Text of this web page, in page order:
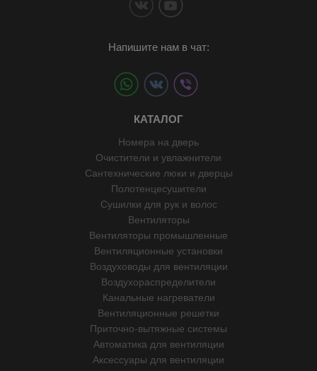
Напишите нам в чат:
КАТАЛОГ
Номера на дверь
Очистители и увлажнители
Сантехнические люки и дверцы
Полотенцесушители
Сушилки для рук и волос
Вентиляторы
Вентиляторы промышленные
Вентиляционные установки
Воздуховоды для вентиляции
Воздухораспределители
Канальные нагреватели
Вентиляционные решетки
Приточно-вытяжные системы
Автоматика для вентиляции
Аксессуары для вентиляции